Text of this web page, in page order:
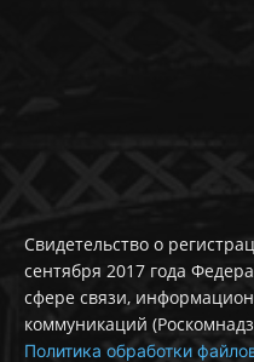
Свидетельство о
сентября 2017 года
сфере связи,
коммуникаций
Политика обработки